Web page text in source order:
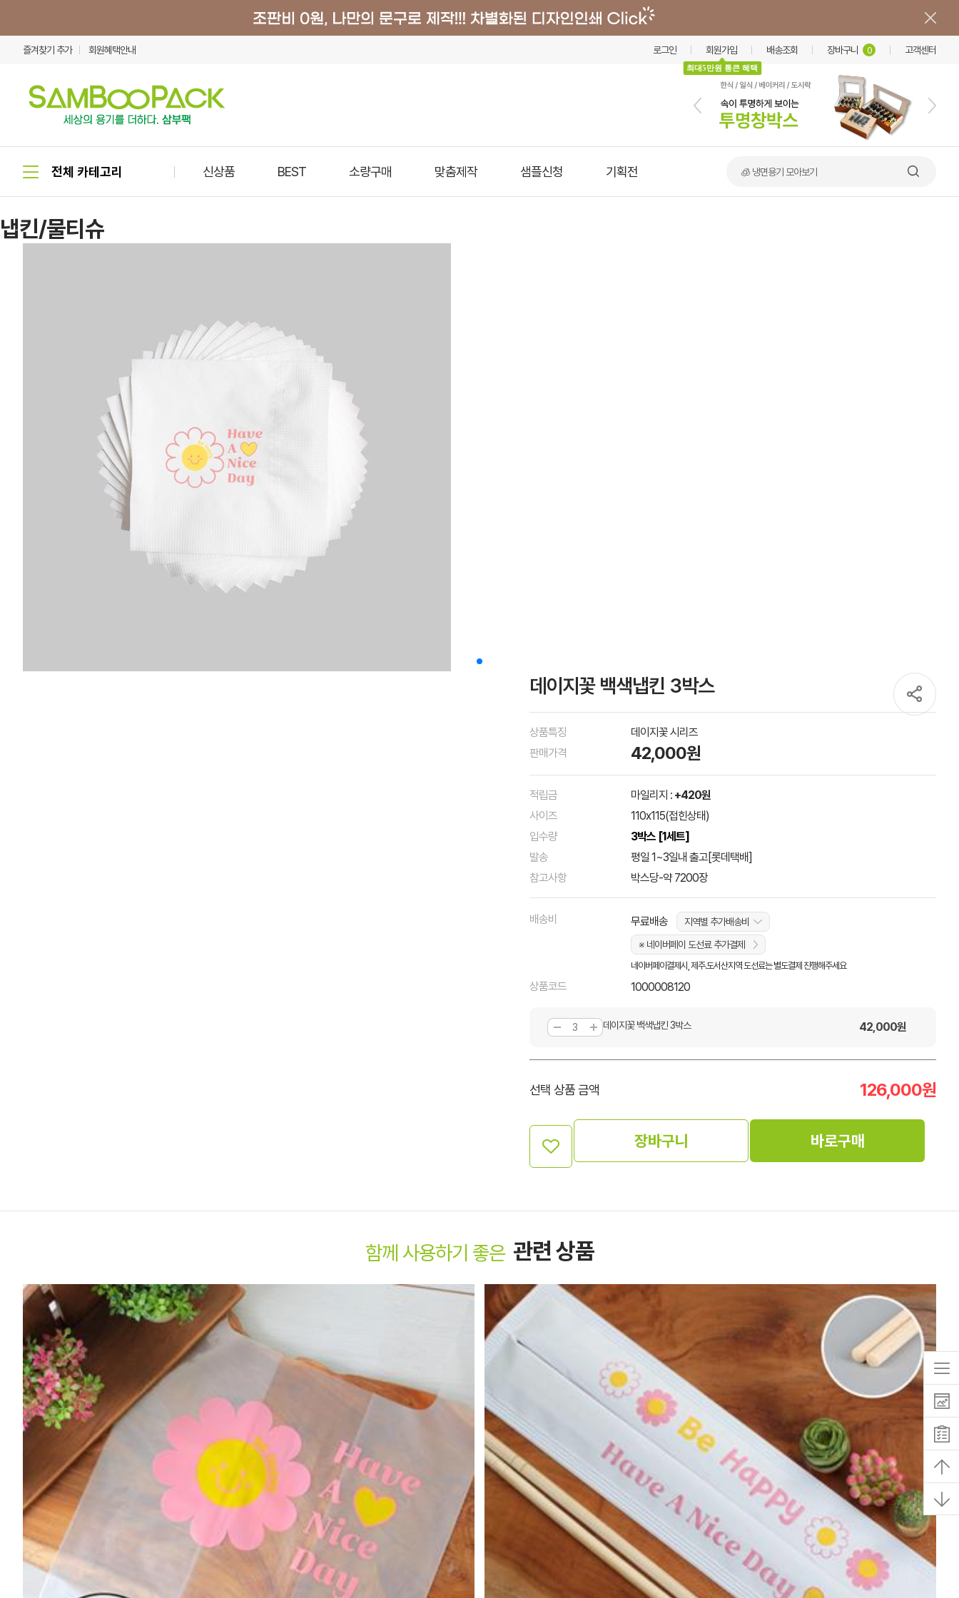
즐겨찾기 추가 회원혜택안내 로그인 회원가입
최대5만원 통큰 혜택
배송조회 장바구니 0 고객센터
신상품 BEST 소량구매 맞춤제작 샘플신청 기획전 🧊 냉면용기 모아보기
냅킨/물티슈
데이지꽃 백색냅킨 3박스
상품특징
데이지꽃 시리즈
판매가격
42,000원
적립금 마일리지 : +420원
사이즈
110x115(접힌상태)
입수량
3박스 [1세트]
발송
평일 1~3일내 출고[롯데택배]
참고사항
박스당-약 7200장
배송비 무료배송
지역별 추가배송비
※ 네이버페이 도선료 추가결제
네이버페이결제시, 제주.도서산지역 도선료는 별도결제 진행해주세요
상품코드 1000008120
데이지꽃 백색냅킨 3박스 42,000원
선택 상품 금액 126,000원
장바구니 바로구매
함께 사용하기 좋은 관련 상품